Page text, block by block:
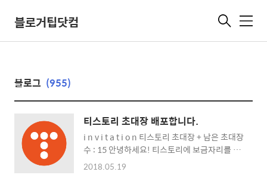
블로거팁닷컴 메
블로그 (955)
티스토리 초대장 배포합니다.
i n v i t a t i o n 티스토리 초대장 + 남은 초대장
수 : 15 안녕하세요! 티스토리에 보금자리를 마
련하시려는 여러분께 초대장을 배포해 드리려
2018.05.19